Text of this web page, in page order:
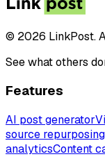
© 2026 LinkPost.
See what others
Features
AI post generator
source repurposing
analyticsContent